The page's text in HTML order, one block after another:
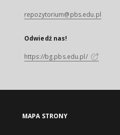
repozytorium@pbs.edu.pl
Odwiedź nas!
https://bg.pbs.edu.pl/
MAPA STRONY